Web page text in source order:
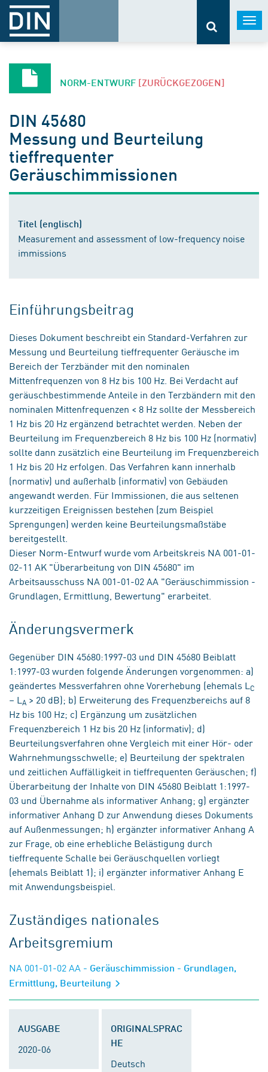
NORM-ENTWURF [ZURÜCKGEZOGEN]
DIN 45680
Messung und Beurteilung
tieffrequenter
Geräuschimmissionen
Titel (englisch)
Measurement and assessment of low-frequency noise
immissions
Einführungsbeitrag
Dieses Dokument beschreibt ein Standard-Verfahren zur
Messung und Beurteilung tieffrequenter Geräusche im
Bereich der Terzbänder mit den nominalen
Mittenfrequenzen von 8 Hz bis 100 Hz. Bei Verdacht auf
geräuschbestimmende Anteile in den Terzbändern mit den
nominalen Mittenfrequenzen < 8 Hz sollte der Messbereich
1 Hz bis 20 Hz ergänzend betrachtet werden. Neben der
Beurteilung im Frequenzbereich 8 Hz bis 100 Hz (normativ)
sollte dann zusätzlich eine Beurteilung im Frequenzbereich
1 Hz bis 20 Hz erfolgen. Das Verfahren kann innerhalb
(normativ) und außerhalb (informativ) von Gebäuden
angewandt werden. Für Immissionen, die aus seltenen
kurzzeitigen Ereignissen bestehen (zum Beispiel
Sprengungen) werden keine Beurteilungsmaßstäbe
bereitgestellt.
Dieser Norm-Entwurf wurde vom Arbeitskreis NA 001-01-
02-11 AK "Überarbeitung von DIN 45680" im
Arbeitsausschuss NA 001-01-02 AA "Geräuschimmission -
Grundlagen, Ermittlung, Bewertung" erarbeitet.
Änderungsvermerk
Gegenüber DIN 45680:1997-03 und DIN 45680 Beiblatt
1:1997-03 wurden folgende Änderungen vorgenommen: a)
geändertes Messverfahren ohne Vorerhebung (ehemals L C
– L A > 20 dB); b) Erweiterung des Frequenzbereichs auf 8
Hz bis 100 Hz; c) Ergänzung um zusätzlichen
Frequenzbereich 1 Hz bis 20 Hz (informativ); d)
Beurteilungsverfahren ohne Vergleich mit einer Hör- oder
Wahrnehmungsschwelle; e) Beurteilung der spektralen
und zeitlichen Auffälligkeit in tieffrequenten Geräuschen; f)
Überarbeitung der Inhalte von DIN 45680 Beiblatt 1:1997-
03 und Übernahme als informativer Anhang; g) ergänzter
informativer Anhang D zur Anwendung dieses Dokuments
auf Außenmessungen; h) ergänzter informativer Anhang A
zur Frage, ob eine erhebliche Belästigung durch
tieffrequente Schalle bei Geräuschquellen vorliegt
(ehemals Beiblatt 1); i) ergänzter informativer Anhang E
mit Anwendungsbeispiel.
Zuständiges nationales
Arbeitsgremium
NA 001-01-02 AA - Geräuschimmission - Grundlagen,
Ermittlung, Beurteilung
AUSGABE
2020-06
ORIGINALSPRAC
HE
Deutsch